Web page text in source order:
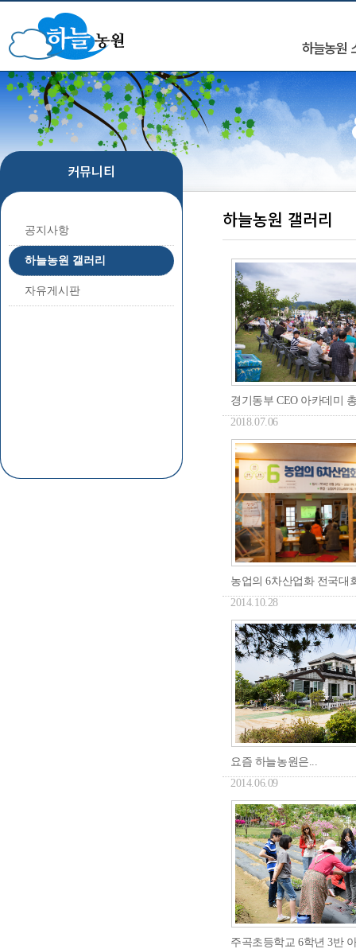
하늘농원
커뮤니티
공지사항
하늘농원 갤러리
자유게시판
하늘농원 갤러리
경기동부 CEO 아카데미
2018.07.06
농업의 6차산업화 전국대
2014.10.28
요즘 하늘농원은...
2014.06.09
주곡초등학교 6학년 3반